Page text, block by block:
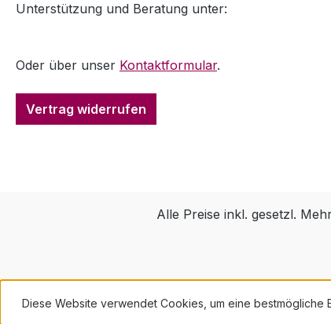
Unterstützung und Beratung unter:
Oder über unser Kontaktformular.
Vertrag widerrufen
Alle Preise inkl. gesetzl.
Diese Website verwendet Cookies, um eine bestmögliche